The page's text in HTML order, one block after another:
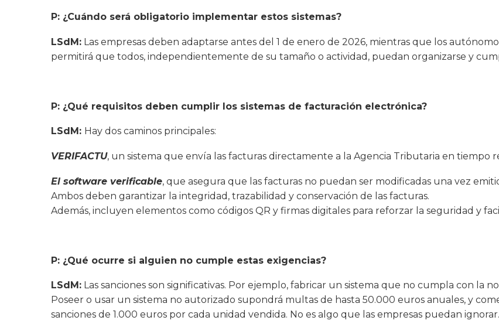
P: ¿Cuándo será obligatorio implementar estos sistemas?
LSdM: Las empresas deben adaptarse antes del 1 de enero de 2026, mientras que los
permitirá que todos, independientemente de su tamaño o actividad, puedan organizarse y
P: ¿Qué requisitos deben cumplir los sistemas de facturación electrónica?
LSdM: Hay dos caminos principales:
VERIFACTU, un sistema que envía las facturas directamente a la Agencia Tributaria en tiempo
El software verificable, que asegura que las facturas no puedan ser modificadas una vez
Ambos deben garantizar la integridad, trazabilidad y conservación de las facturas.
Además, incluyen elementos como códigos QR y firmas digitales para reforzar la seguridad y
P: ¿Qué ocurre si alguien no cumple estas exigencias?
LSdM: Las sanciones son significativas. Por ejemplo, fabricar un sistema que no cumpla con la
Poseer o usar un sistema no autorizado supondrá multas de hasta 50.000 euros anuales, y
sanciones de 1.000 euros por cada unidad vendida. No es algo que las empresas puedan ignorar.